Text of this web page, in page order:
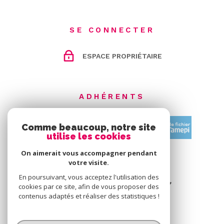
SE CONNECTER
ESPACE PROPRIÉTAIRE
ADHÉRENTS
Comme beaucoup, notre site
utilise les cookies
On aimerait vous accompagner pendant
votre visite.
En poursuivant, vous acceptez l'utilisation des
cookies par ce site, afin de vous proposer des
contenus adaptés et réaliser des statistiques !